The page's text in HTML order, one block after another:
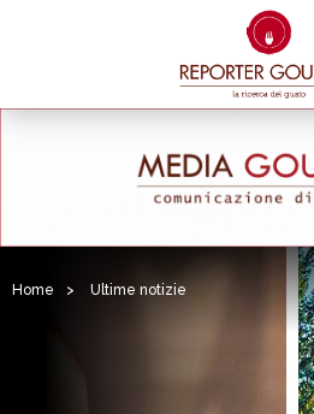
Home > Ultime notizie